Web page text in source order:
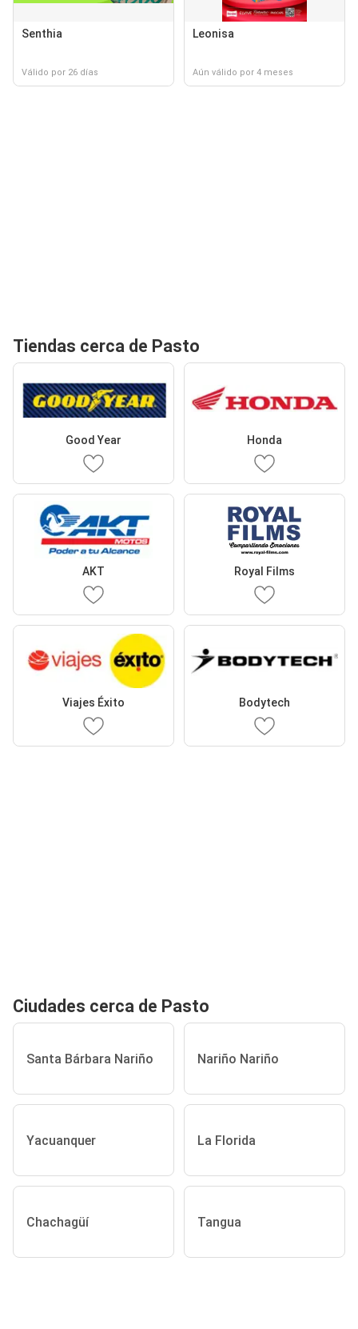
Senthia
Válido por 26 días
Leonisa
Aún válido por 4 meses
Tiendas cerca de Pasto
Good Year Honda
AKT Royal Films
Viajes Éxito Bodytech
Ciudades cerca de Pasto
Santa Bárbara Nariño Nariño Nariño
Yacuanquer La Florida
Chachagüí Tangua